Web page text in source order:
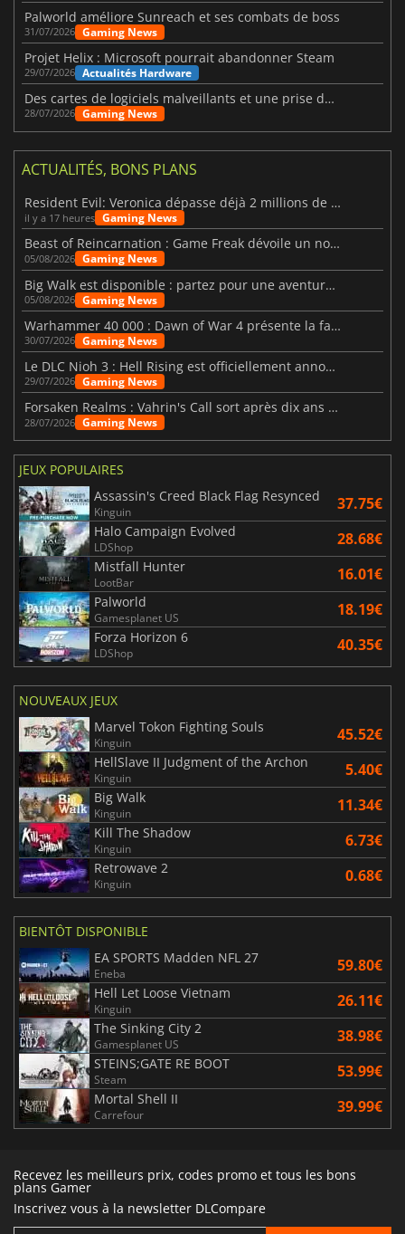
Palworld améliore Sunreach et ses combats de boss
31/07/2026 Gaming News
Projet Helix : Microsoft pourrait abandonner Steam
29/07/2026 Actualités Hardware
Des cartes de logiciels malveillants et une prise de contrôle de Discord ont touché Meccha Chameleon
28/07/2026 Gaming News
ACTUALITÉS, BONS PLANS
Resident Evil: Veronica dépasse déjà 2 millions de wishlists
il y a 17 heures Gaming News
Beast of Reincarnation : Game Freak dévoile un nouveau pari
05/08/2026 Gaming News
Big Walk est disponible : partez pour une aventure entre amis
05/08/2026 Gaming News
Warhammer 40 000 : Dawn of War 4 présente la faction des Nécrons
30/07/2026 Gaming News
Le DLC Nioh 3 : Hell Rising est officiellement annoncé
29/07/2026 Gaming News
Forsaken Realms : Vahrin's Call sort après dix ans de développement
28/07/2026 Gaming News
JEUX POPULAIRES
Assassin's Creed Black Flag Resynced
Kinguin 37.75€
Halo Campaign Evolved
LDShop 28.68€
Mistfall Hunter
LootBar 16.01€
Palworld
Gamesplanet US 18.19€
Forza Horizon 6
LDShop 40.35€
NOUVEAUX JEUX
Marvel Tokon Fighting Souls
Kinguin 45.52€
HellSlave II Judgment of the Archon
Kinguin 5.40€
Big Walk
Kinguin 11.34€
Kill The Shadow
Kinguin 6.73€
Retrowave 2
Kinguin 0.68€
BIENTÔT DISPONIBLE
EA SPORTS Madden NFL 27
Eneba 59.80€
Hell Let Loose Vietnam
Kinguin 26.11€
The Sinking City 2
Gamesplanet US 38.98€
STEINS;GATE RE BOOT
Steam 53.99€
Mortal Shell II
Carrefour 39.99€
Recevez les meilleurs prix, codes promo et tous les bons
plans Gamer
Inscrivez vous à la newsletter DLCompare